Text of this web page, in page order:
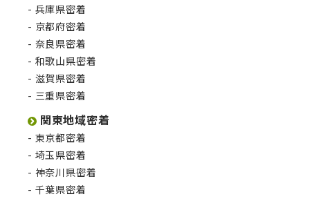
兵庫県密着
京都府密着
奈良県密着
和歌山県密着
滋賀県密着
三重県密着
関東地域密着
東京都密着
埼玉県密着
神奈川県密着
千葉県密着